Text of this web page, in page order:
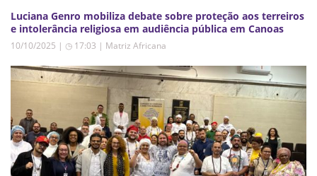
Luciana Genro mobiliza debate sobre proteção aos terreiros
e intolerância religiosa em audiência pública em Canoas
10/10/2025 | ◷ 17:03 | Matriz Africana